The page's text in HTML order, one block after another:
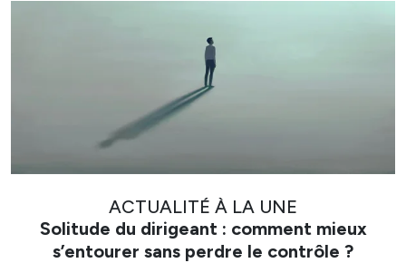
ACTUALITÉ À LA UNE
Solitude du dirigeant : comment mieux
s’entourer sans perdre le contrôle ?